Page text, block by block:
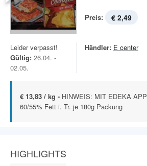
Preis: € 2,49
Leider verpasst!
Gültig: 26.04. -
02.05.
Händler: E center
€ 13,83 / kg - HINWEIS: MIT EDEKA
60/55% Fett i. Tr. je 180g Packung
HIGHLIGHTS